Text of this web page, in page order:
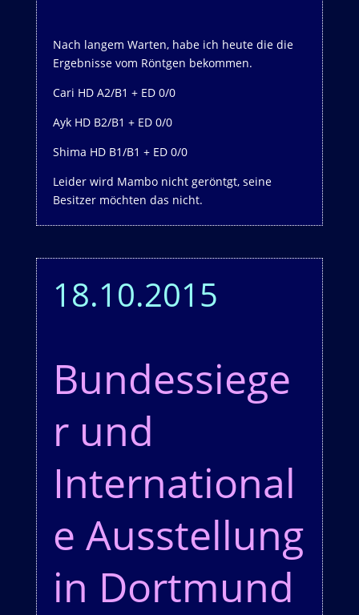
Nach langem Warten, habe ich heute die die
Ergebnisse vom Röntgen bekommen.
Cari HD A2/B1 + ED 0/0
Ayk HD B2/B1 + ED 0/0
Shima HD B1/B1 + ED 0/0
Leider wird Mambo nicht geröntgt, seine
Besitzer möchten das nicht.
18.10.2015
Bundessiege
r und
International
e Ausstellung
in Dortmund